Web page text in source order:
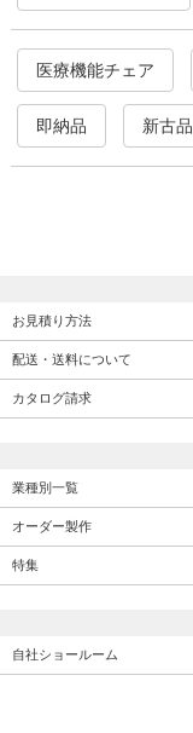
医療機能チェア
即納品 新古品
お見積り方法
配送・送料について
カタログ請求
業種別一覧
オーダー製作
特集
自社ショールーム